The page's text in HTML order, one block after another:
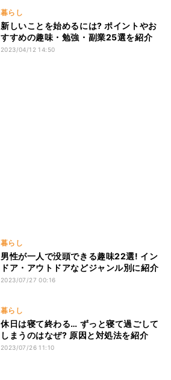
暮らし
新しいことを始めるには? ポイントやお
すすめの趣味・勉強・副業25選を紹介
2023/04/12 14:50
暮らし
男性が一人で没頭できる趣味22選! イン
ドア・アウトドアなどジャンル別に紹介
2023/07/27 00:16
暮らし
休日は寝て終わる… ずっと寝て過ごして
しまうのはなぜ? 原因と対処法を紹介
2023/07/26 11:10